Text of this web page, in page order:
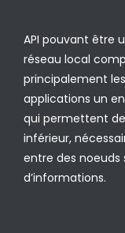
API pouvant être
réseau local
principalement
applications un
qui permettent
inférieur,
entre des noeuds
d’informations.